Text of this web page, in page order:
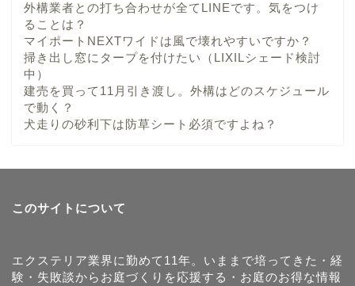
外構業者との打ち合わせが全てLINEです。気をつけ
ることは？
マイポートNEXTワイドは風で壊れやすいですか？
掃き出し窓にタープを付けたい（LIXILシェード検討
中）
建売を買って11月引き渡し。外構はどのスケジュール
で動く？
犬走りの砂利下は防草シート必須ですよね？
このサイトについて
エクステリア業界に勤めて11年。いままで培ってきた・経
験・失敗談からお庭づくりを応援する・お庭のお得な情報